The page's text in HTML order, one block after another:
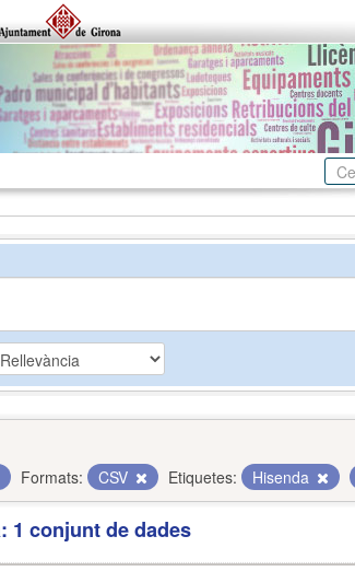
Formats: CSV Etiquetes: Hisenda
1 conjunt de dades